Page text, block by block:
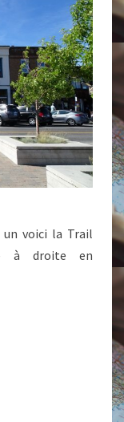
un voici la Trail
à droite en